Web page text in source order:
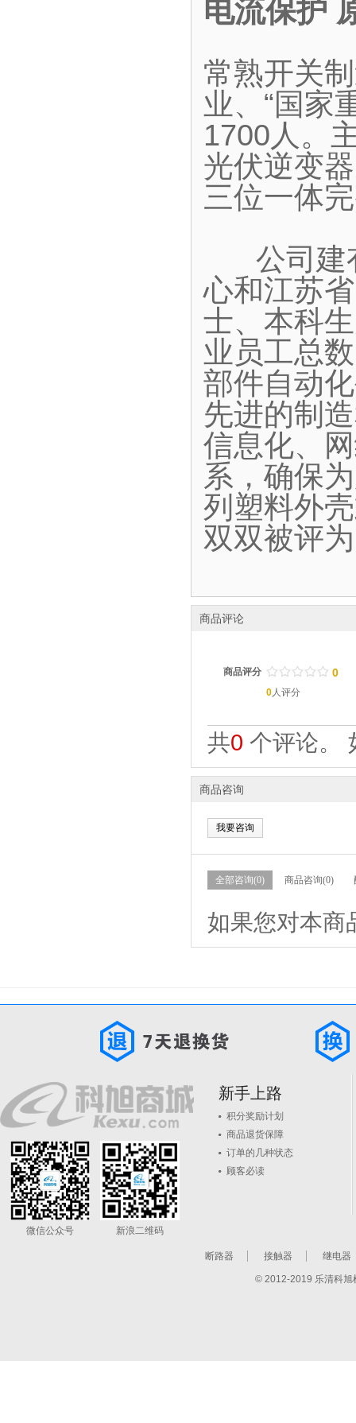
电流保护
常熟开关
业、“国家
1700人。
光伏逆变
三位一体
公司建
心和江苏
士、本科
业员工总
部件自动
先进的制
信息化、
系，确保
列塑料外
双双被评
商品评论
商品评分 / / / / /
. . . . . 0
0人评分
共0 个评论。
商品咨询
我要咨询
全部咨询(0) 商品咨询(0)
如果您对本商
微信公众号 新浪二维码
新手上路
积分奖励计划
商品退货保障
订单的几种状态
顾客必读
断路器 接触器 继电器
© 2012-2019 乐清科旭